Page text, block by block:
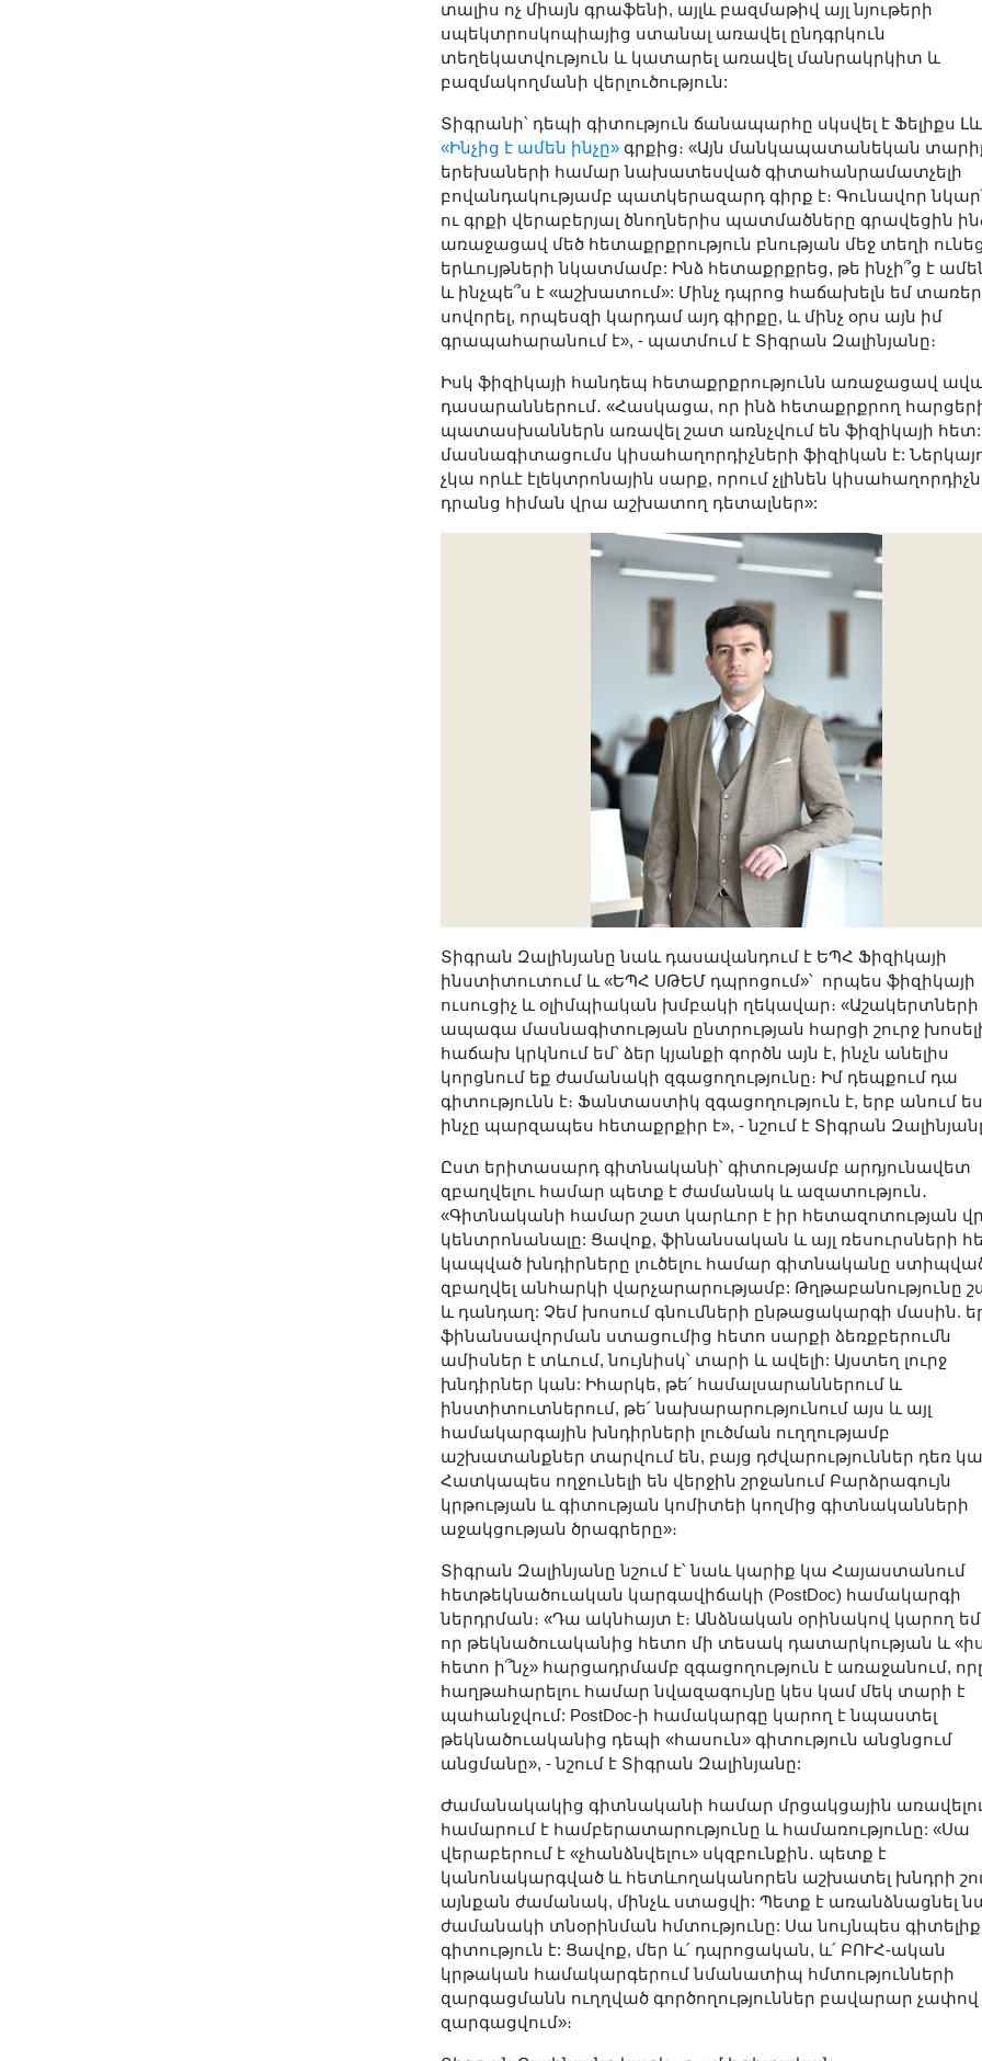
տալիս ոչ միայն գրաֆենի, այլև բազմաթիվ այլ նյութերի
սպեկտրոսկոպիայից ստանալ առավել ընդգրկուն
տեղեկատվություն և կատարել առավել մանրակրկիտ և
բազմակողմանի վերլուծություն:
Տիգրանի՝ դեպի գիտություն ճանապարհը սկսվել է Ֆելիքս
«Ինչից է ամեն ինչը» գրքից։ «Այն մանկապատանեկան
երեխաների համար նախատեսված գիտահանրամատչելի
բովանդակությամբ պատկերազարդ գիրք է։ Գունավոր
ու գրքի վերաբերյալ ծնողներիս պատմածները գրավեցին
առաջացավ մեծ հետաքրքրություն բնության մեջ տեղի
երևույթների նկատմամբ: Ինձ հետաքրքրեց, թե ինչի՞ց է
և ինչպե՞ս է «աշխատում»: Մինչ դպրոց հաճախելն եմ
սովորել, որպեսզի կարդամ այդ գիրքը, և մինչ օրս այն իմ
գրապահարանում է», - պատմում է Տիգրան Զալինյանը։
Իսկ ֆիզիկայի հանդեպ հետաքրքրությունն առաջացավ
դասարաններում․ «Հասկացա, որ ինձ հետաքրքրող
պատասխաններն առավել շատ առնչվում են ֆիզիկայի հետ:
մասնագիտացումս կիսահաղորդիչների ֆիզիկան է:
չկա որևէ էլեկտրոնային սարք, որում չլինեն
դրանց հիման վրա աշխատող դետալներ»:
Տիգրան Զալինյանը նաև դասավանդում է ԵՊՀ Ֆիզիկայի
ինստիտուտում և «ԵՊՀ ՍԹԵՄ դպրոցում»՝ որպես ֆիզիկայի
ուսուցիչ և օլիմպիական խմբակի ղեկավար։
ապագա մասնագիտության ընտրության հարցի շուրջ
հաճախ կրկնում եմ՝ ձեր կյանքի գործն այն է, ինչն անելիս
կորցնում եք ժամանակի զգացողությունը։ Իմ դեպքում դա
գիտությունն է։ Ֆանտաստիկ զգացողություն է, երբ անում
ինչը պարզապես հետաքրքիր է», - նշում է Տիգրան
Ըստ երիտասարդ գիտնականի՝ գիտությամբ արդյունավետ
զբաղվելու համար պետք է ժամանակ և ազատություն․
«Գիտնականի համար շատ կարևոր է իր հետազոտության
կենտրոնանալը: Ցավոք, ֆինանսական և այլ ռեսուրսների
կապված խնդիրները լուծելու համար գիտնականը
զբաղվել անհարկի վարչարարությամբ: Թղթաբանությունը
և դանդաղ: Չեմ խոսում գնումների ընթացակարգի մասին.
ֆինանսավորման ստացումից հետո սարքի ձեռքբերումն
ամիսներ է տևում, նույնիսկ՝ տարի և ավելի: Այստեղ լուրջ
խնդիրներ կան: Իհարկե, թե՛ համալսարաններում և
ինստիտուտներում, թե՛ նախարարությունում այս և այլ
համակարգային խնդիրների լուծման ուղղությամբ
աշխատանքներ տարվում են, բայց դժվարություններ դեռ
Հատկապես ողջունելի են վերջին շրջանում Բարձրագույն
կրթության և գիտության կոմիտեի կողմից գիտնականների
աջակցության ծրագրերը»։
Տիգրան Զալինյանը նշում է՝ նաև կարիք կա Հայաստանում
հետթեկնածուական կարգավիճակի (PostDoc) համակարգի
ներդրման։ «Դա ակնհայտ է։ Անձնական օրինակով կարող եմ
որ թեկնածուականից հետո մի տեսակ դատարկության և
հետո ի՞նչ» հարցադրմամբ զգացողություն է առաջանում,
հաղթահարելու համար նվազագույնը կես կամ մեկ տարի է
պահանջվում: PostDoc-ի համակարգը կարող է նպաստել
թեկնածուականից դեպի «հասուն» գիտություն անցնցում
անցմանը», - նշում է Տիգրան Զալինյանը:
Ժամանակակից գիտնականի համար մրցակցային
համարում է համբերատարությունը և համառությունը: «Սա
վերաբերում է «չհանձնվելու» սկզբունքին․ պետք է
կանոնակարգված և հետևողականորեն աշխատել խնդրի
այնքան ժամանակ, մինչև ստացվի: Պետք է առանձնացնել
ժամանակի տնօրինման հմտությունը: Սա նույնպես
գիտություն է: Ցավոք, մեր և՛ դպրոցական, և՛ ԲՈՒՀ-ական
կրթական համակարգերում նմանատիպ հմտությունների
զարգացմանն ուղղված գործողություններ բավարար չափով
զարգացվում»։